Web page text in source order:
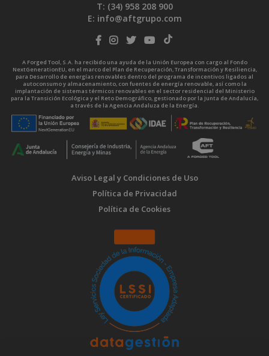
T: (34) 958 208 900
E: info@aftgrupo.com
A Forged Tool, S.A. ha recibido una ayuda de la Unión Europea con cargo al Fondo
NextGenerationEU, en el marco del Plan de Recuperación, Transformación y Resiliencia,
para Desarrollo de energías renovables dentro del programa de incentivos ligados al
autoconsumo y almacenamiento, con fuentes de energía renovable, así como la
implantación de sistemas térmicos renovables en el sector residencial del Ministerio
para la Transición Ecológica y el Reto Demográfico, gestionado por la Junta de Andalucía,
a través de la Agencia Andaluza de la Energía.
Aviso Legal y Condiciones de Uso
Política de Privacidad
Política de Cookies